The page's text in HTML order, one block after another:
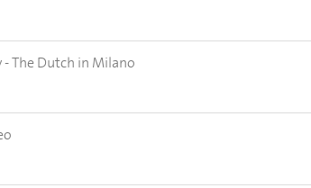
The Dutch in Milano